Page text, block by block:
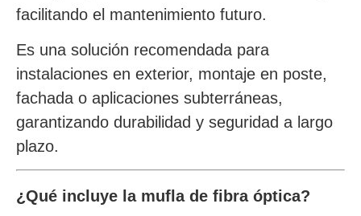
facilitando el mantenimiento futuro.
Es una solución recomendada para
instalaciones en exterior, montaje en poste,
fachada o aplicaciones subterráneas,
garantizando durabilidad y seguridad a largo
plazo.
¿Qué incluye la mufla de fibra óptica?